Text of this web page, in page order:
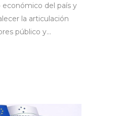
del país y
la articulación
público y...